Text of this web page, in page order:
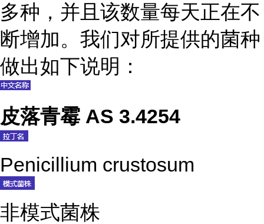
多种，并且该数量每天正在不
断增加。我们对所提供的菌种
做出如下说明：
皮落青霉 AS 3.4254
Penicillium crustosum
非模式菌株